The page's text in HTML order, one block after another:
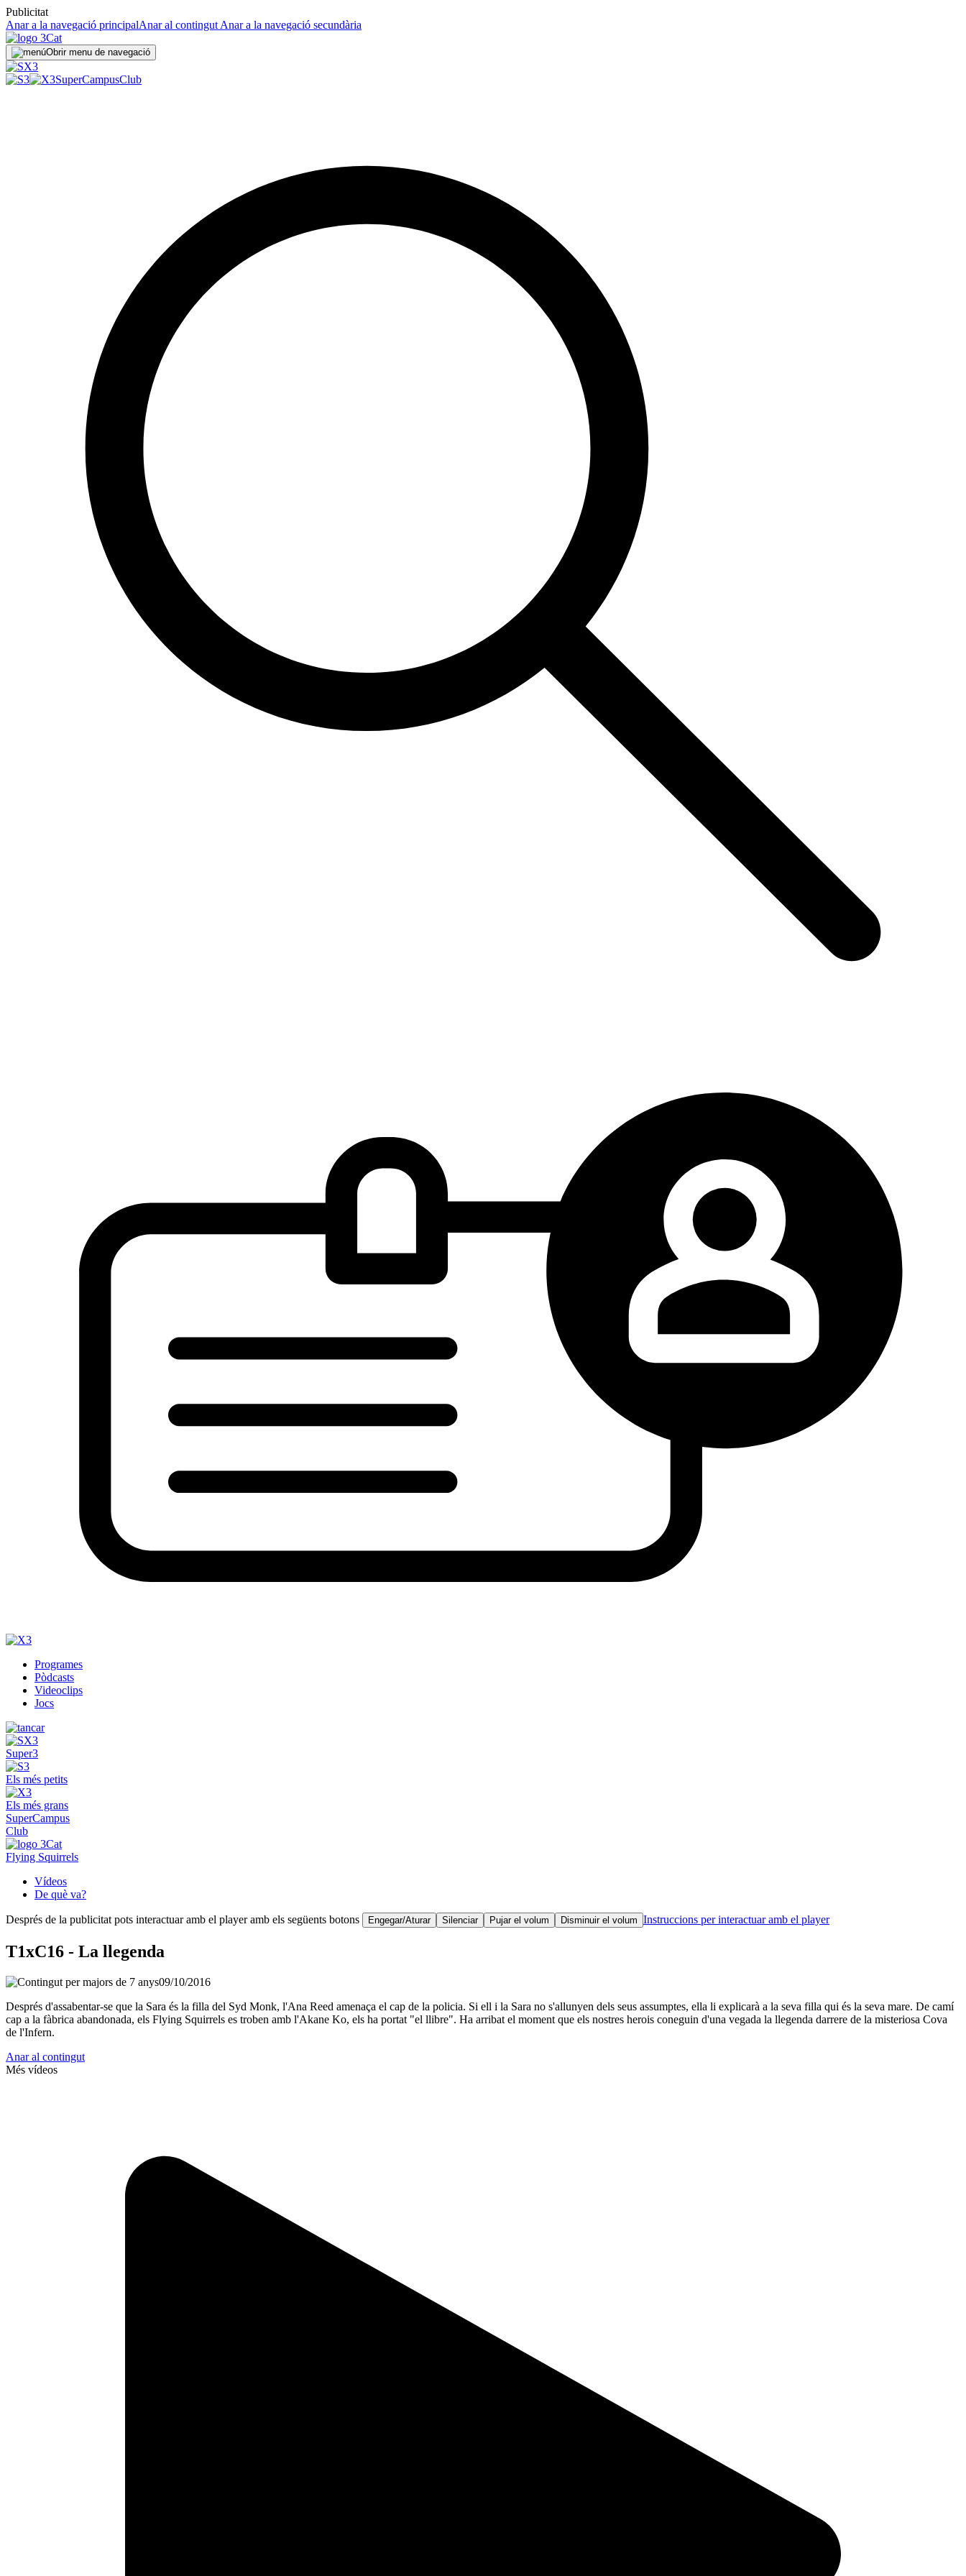
Publicitat
Anar a la navegació principalAnar al contingut Anar a la navegació secundària
Obrir menu de navegació
SuperCampusClub
Programes
Pòdcasts
Videoclips
Jocs
Super3
Els més petits
Els més grans
SuperCampus
Club
Flying Squirrels
Vídeos
De què va?
Després de la publicitat pots interactuar amb el player amb els següents botons Engegar/Aturar Silenciar Pujar el volum Disminuir el volum Instruccions per interactuar amb el player
T1xC16 - La llegenda
09/10/2016
Després d'assabentar-se que la Sara és la filla del Syd Monk, l'Ana Reed amenaça el cap de la policia. Si ell i la Sara no s'allunyen dels seus assumptes, ella li explicarà a la seva filla qui és la seva mare. De camí
cap a la fàbrica abandonada, els Flying Squirrels es troben amb l'Akane Ko, els ha portat "el llibre". Ha arribat el moment que els nostres herois coneguin d'una vegada la llegenda darrere de la misteriosa Cova
de l'Infern.
Anar al contingut
Més vídeos